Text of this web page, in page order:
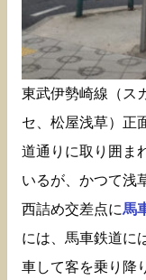
東武伊勢崎線（ス
セ、松屋浅草）正
道通りに取り囲ま
いるが、かつて浅
西詰め交差点に馬
には、馬車鉄道に
車して客を乗り降